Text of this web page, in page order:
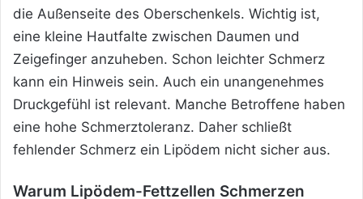
die Außenseite des Oberschenkels. Wichtig ist,
eine kleine Hautfalte zwischen Daumen und
Zeigefinger anzuheben. Schon leichter Schmerz
kann ein Hinweis sein. Auch ein unangenehmes
Druckgefühl ist relevant. Manche Betroffene haben
eine hohe Schmerztoleranz. Daher schließt
fehlender Schmerz ein Lipödem nicht sicher aus.
Warum Lipödem-Fettzellen Schmerzen